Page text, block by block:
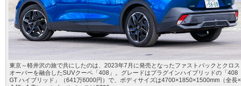
東京～軽井沢の旅で共にしたのは、2023年7月に発売となったファストバックとクロス
オーバーを融合したSUVクーペ「408」。グレードはプラグインハイブリッドの「408
GT ハイブリッド」（641万6000円）で、ボディサイズは4700×1850×1500mm（全長×